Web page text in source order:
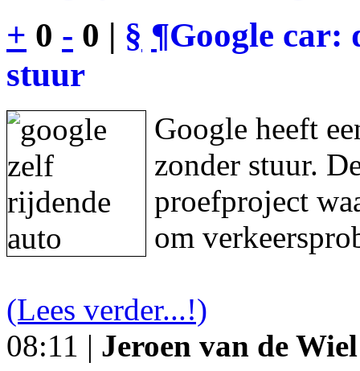
+ 0 - 0 | § ¶Google car:
stuur
Google heeft
zonder stuur.
proefproject
om
(Lees verder...!)
08:11 | Jeroen van de Wiel